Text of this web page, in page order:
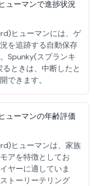
ューマンで進捗状況
ヒューマンには、ゲ
を追跡する自動保存
Spunky(スプランキ
ときは、中断したと
できます。
ューマンの年齢評価
ヒューマンは、家族
アを特徴としてお
ヤーに適していま
トーリーテリング